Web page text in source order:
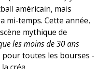
américain, mais
mi-temps. Cette année,
les moins de 30 ans
pour toutes les bourses -